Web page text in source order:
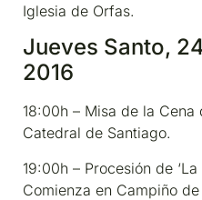
Iglesia de Orfas.
Jueves Santo,
2016
18:00h – Misa de la Cena
Catedral de Santiago.
19:00h – Procesión de
Comienza en Campiño